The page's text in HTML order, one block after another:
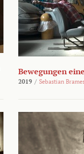
Bewegungen
2019 / Sebastian